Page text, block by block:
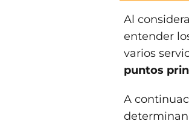
Al
entender
varios
puntos
A
determinan